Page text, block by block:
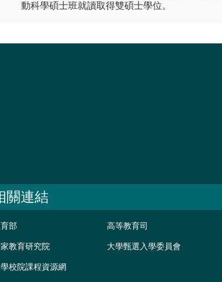
動科學碩士班就讀取得雙碩士學位。
關連結
部 高等教育司
家教育研究院 大學甄選入學委員會
校院課程資源網